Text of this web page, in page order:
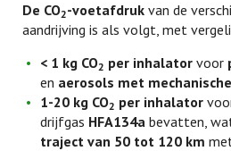
De CO2-voetafdruk van de
aandrijving is als volgt, met
< 1 kg CO2 per inhalator voor
en aerosols met
1-20 kg CO2 per inhalator
drijfgas HFA134a bevatten,
traject van 50 tot 120 km